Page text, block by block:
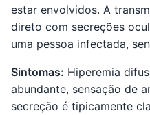
estar envolvidos. A
direto com secreções
uma pessoa infectada,
Sintomas: Hiperemia
abundante, sensação de
secreção é tipicamente